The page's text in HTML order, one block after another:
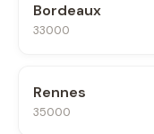
Bordeaux
33000
Rennes
35000